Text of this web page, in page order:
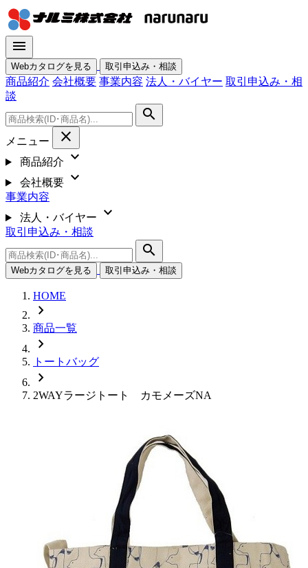
menu
Webカタログを見る 取引申込み・相談
商品紹介 会社概要 事業内容 法人・バイヤー 取引申込み・相
談
search
メニュー close
商品紹介 expand_more
会社概要 expand_more
事業内容
法人・バイヤー
expand_more
取引申込み・相談
search
Webカタログを見る 取引申込み・相談
HOME
chevron_right
商品一覧
chevron_right
トートバッグ
chevron_right
2WAYラージトート カモメーズNA